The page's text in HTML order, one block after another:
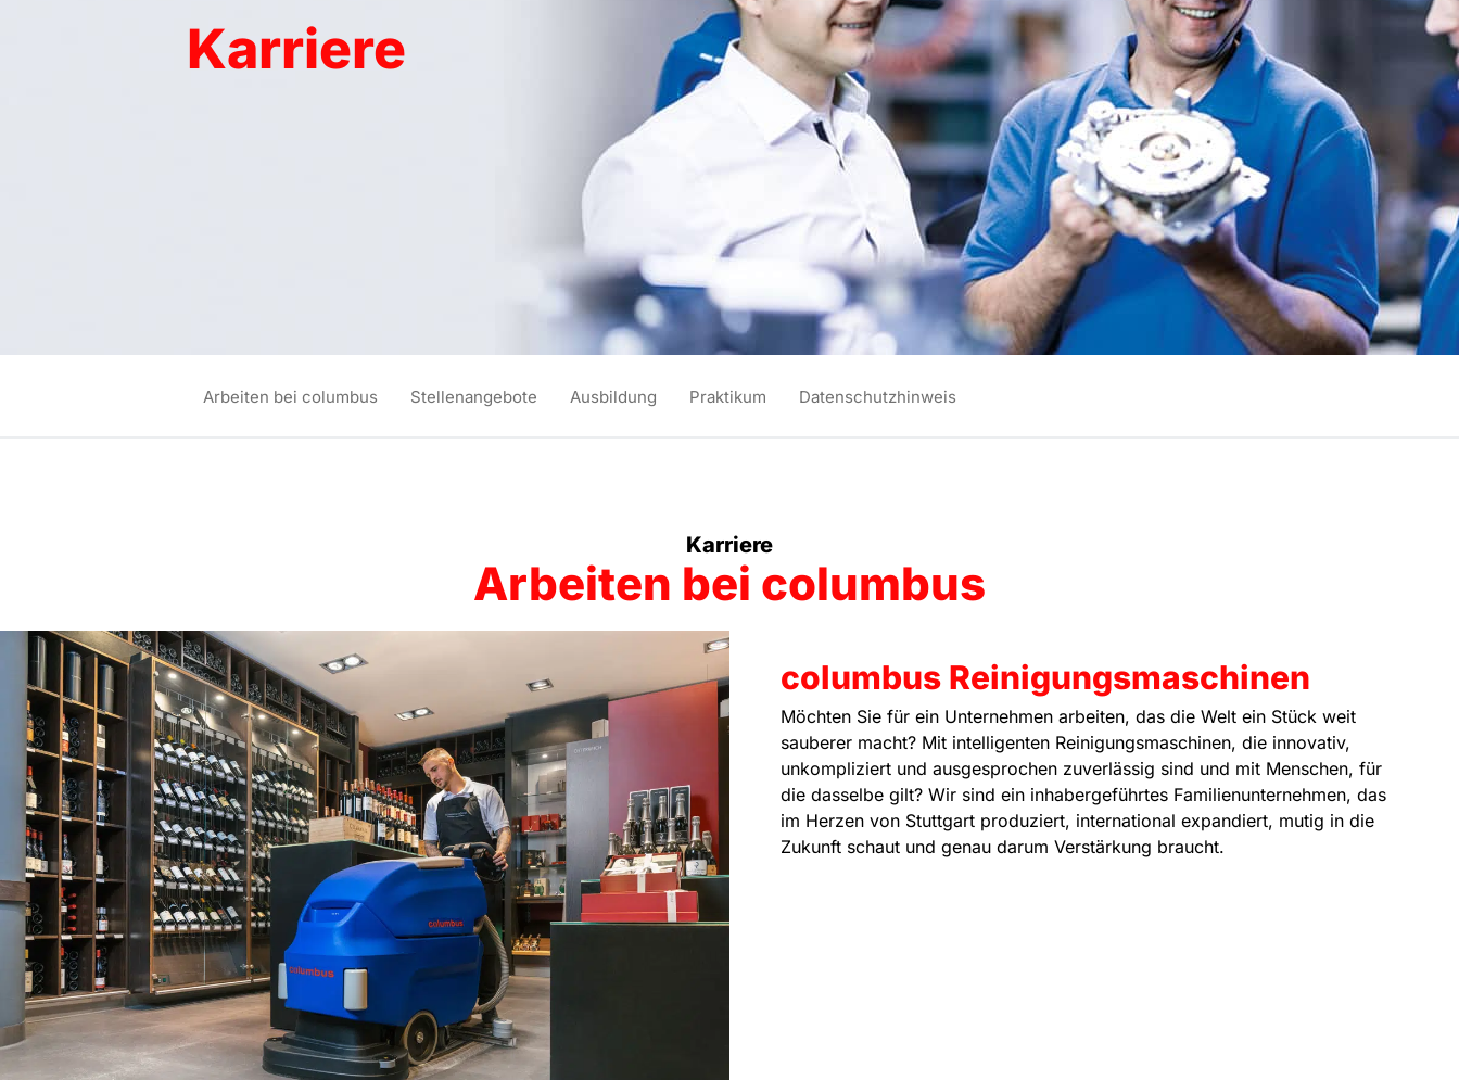
Karriere
Arbeiten bei columbus Stellenangebote Ausbildung Praktikum Datenschutzhinweis
Karriere
Arbeiten bei columbus
columbus Reinigungsmaschinen
Möchten Sie für ein Unternehmen arbeiten, das die Welt ein Stück weit
sauberer macht? Mit intelligenten Reinigungsmaschinen, die innovativ,
unkompliziert und ausgesprochen zuverlässig sind und mit Menschen, für
die dasselbe gilt? Wir sind ein inhabergeführtes Familienunternehmen, das
im Herzen von Stuttgart produziert, international expandiert, mutig in die
Zukunft schaut und genau darum Verstärkung braucht.